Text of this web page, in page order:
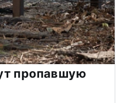
пропавшую